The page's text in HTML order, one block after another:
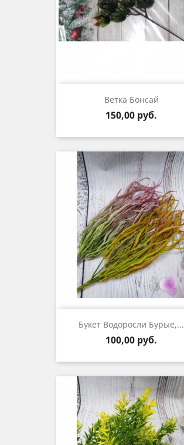
Ветка Бонсай
Цена
150,00 руб.
Букет Водоросли Бурые,...
Цена
100,00 руб.